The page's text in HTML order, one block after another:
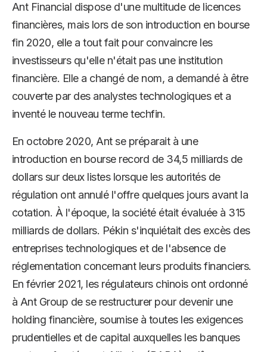
Ant Financial dispose d'une multitude de licences
financières, mais lors de son introduction en bourse
fin 2020, elle a tout fait pour convaincre les
investisseurs qu'elle n'était pas une institution
financière. Elle a changé de nom, a demandé à être
couverte par des analystes technologiques et a
inventé le nouveau terme techfin.
En octobre 2020, Ant se préparait à une
introduction en bourse record de 34,5 milliards de
dollars sur deux listes lorsque les autorités de
régulation ont annulé l'offre quelques jours avant la
cotation. À l'époque, la société était évaluée à 315
milliards de dollars. Pékin s'inquiétait des excès des
entreprises technologiques et de l'absence de
réglementation concernant leurs produits financiers.
En février 2021, les régulateurs chinois ont ordonné
à Ant Group de se restructurer pour devenir une
holding financière, soumise à toutes les exigences
prudentielles et de capital auxquelles les banques